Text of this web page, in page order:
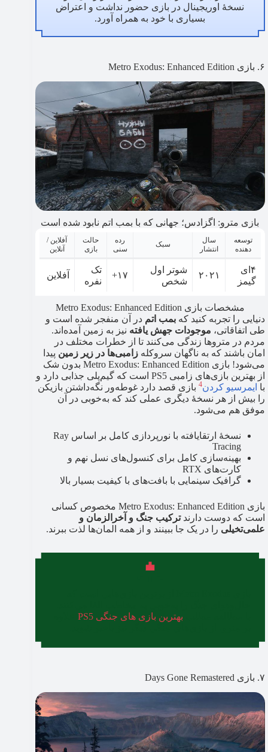
نسخهٔ اوریجینال در بازی حضور نداشت و اعتراض
بسیاری با خود به همراه آورد.
۶. بازی Metro Exodus: Enhanced Edition
بازی مترو: اگزادس؛ جهانی که با بمب اتم نابود شده است
توسعه
دهنده
سال
انتشار
سبک
رده
سنی
حالت
بازی
آفلاین /
آنلاین
۴ای
گیمز
۲۰۲۱
شوتر اول
شخص
۱۷+
تک
نفره
آفلاین
مشخصات بازی Metro Exodus: Enhanced Edition
دنیایی را تجربه کنید که بمب اتم در آن منفجر شده است و
طی اتفاقاتی، موجودات جهش یافته نیز به زمین آمده‌اند.
مردم در متروها زندگی می‌کنند تا از خطرات مختلف در
امان باشند که به ناگهان سروکله زامبی‌ها در زیر زمین پیدا
می‌شود! بازی Metro Exodus: Enhanced Edition بدون شک
از بهترین بازی‌های زامبی PS5 است که گیم‌پلی جذابی دارد و
با ایمرسیو کردن4 بازی قصد دارد غوطه‌ور نگه‌داشتن بازیکن
را بیش از هر نسخهٔ دیگری عملی کند که به‌خوبی در آن
موفق هم می‌شود.
نسخهٔ ارتقایافته با نورپردازی کامل بر اساس Ray
Tracing
بهینه‌سازی کامل برای کنسول‌های نسل نهم و
کارت‌های RTX
گرافیک سینمایی با بافت‌های با کیفیت بسیار بالا
بازی Metro Exodus: Enhanced Edition مخصوص کسانی
است که دوست دارندترکیب جنگ و آخرالزمان و
علمی‌تخیلی را در یک جا ببینند و از همه المان‌ها لذت ببرند.
بهترین بازی های جنگی PS5
۷. بازی Days Gone Remastered